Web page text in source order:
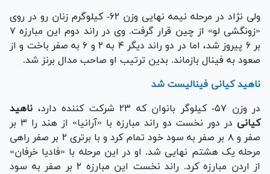
ولی نژاد در مرحله نیمه نهایی وزن ۶۲- کیلوگرم زنان رو در روی
«زونگشی لو» از چین قرار گرفت. وی در راند دوم این مبارزه ۷
بر ۶ پیروز شد، اما در دو راند دیگر ۴ به ۲ و ۶ به صفر باخت و از
صعود به فینال بازماند. بدین ترتیب او صاحب مدال برنز شد.
ناهید کیانی فینالیست شد
در وزن ۵۷- کیلوگر بانوان که ۲۳ شرکت کننده دارد،
ناهید
کیانی
در دور نخست دو راند مبارزه با «آرانیا» از هند را ۳ بر
صفر و ۸ بر صفر به سود خود تمام کرد و با برتری ۲ بر صفر راهی
مرحله یک هشتم نهایی شد. او در این مرحله با «فادیا خرفان»
از اردن مبارزه کرد. راند نخست این مبارزه ۲ بر صفر به سود